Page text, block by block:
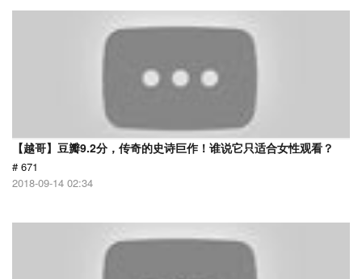
【越哥】豆瓣9.2分，传奇的史诗巨作！谁说它只适合女性观看？
# 671
2018-09-14 02:34